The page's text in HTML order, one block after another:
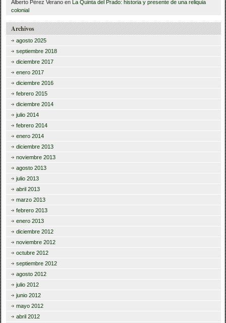
Alberto Pèrez Verano en
La Quinta del Prado: historia y presente de una reliquia
colonial
Archivos
agosto 2025
septiembre 2018
diciembre 2017
enero 2017
diciembre 2016
febrero 2015
diciembre 2014
julio 2014
febrero 2014
enero 2014
diciembre 2013
noviembre 2013
agosto 2013
julio 2013
abril 2013
marzo 2013
febrero 2013
enero 2013
diciembre 2012
noviembre 2012
octubre 2012
septiembre 2012
agosto 2012
julio 2012
junio 2012
mayo 2012
abril 2012